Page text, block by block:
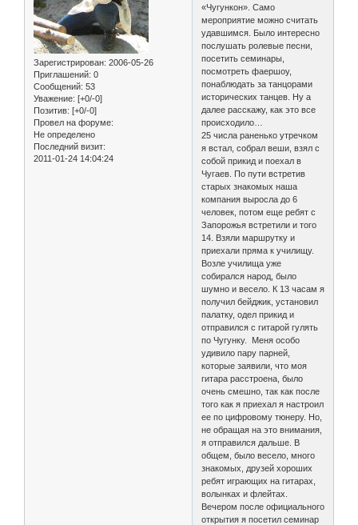
Зарегистрирован: 2006-05-26
Приглашений: 0
Сообщений: 53
Уважение: [+0/-0]
Позитив: [+0/-0]
Провел на форуме:
Не определено
Последний визит:
2011-01-24 14:04:24
«Чугункон». Само
мероприятие можно считать
удавшимся. Было интересно
послушать ролевые песни,
посетить семинары,
посмотреть фаершоу,
понаблюдать за танцорами
исторических танцев. Ну а
далее расскажу, как это все
происходило…
25 числа раненько утречком
я встал, собрал веши, взял с
собой прикид и поехал в
Чугаев. По пути встретив
старых знакомых наша
компания выросла до 6
человек, потом еще ребят с
Запорожья встретили и того
14. Взяли маршрутку и
приехали пряма к училищу.
Возле училища уже
собирался народ, было
шумно и весело. К 13 часам я
получил бейджик, установил
палатку, одел прикид и
отправился с гитарой гулять
по Чугунку. Меня особо
удивило пару парней,
которые заявили, что моя
гитара расстроена, было
очень смешно, так как после
того как я приехал я настроил
ее по цифровому тюнеру. Но,
не обращая на это внимания,
я отправился дальше. В
общем, было весело, много
знакомых, друзей хороших
ребят играющих на гитарах,
волынках и флейтах.
Вечером после официального
открытия я посетил семинар